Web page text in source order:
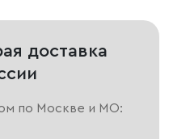
доставка
по Москве и МО: